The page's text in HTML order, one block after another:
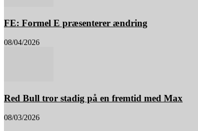
FE: Formel E præsenterer ændring
08/04/2026
Red Bull tror stadig på en fremtid med Max
08/03/2026